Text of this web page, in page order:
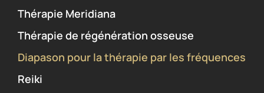
Thérapie Meridiana
Thérapie de régénération osseuse
Diapason pour la thérapie par les fréquences
Reiki